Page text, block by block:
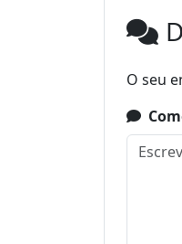
O seu